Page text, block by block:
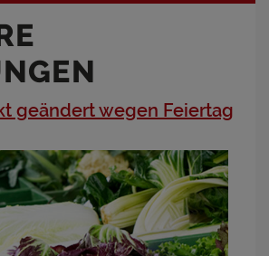
geändert wegen Feiertag